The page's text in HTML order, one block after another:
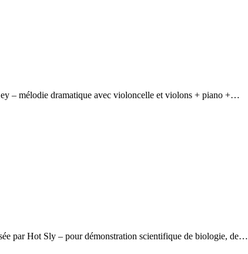
– mélodie dramatique avec violoncelle et violons + piano +…
par Hot Sly – pour démonstration scientifique de biologie, de…